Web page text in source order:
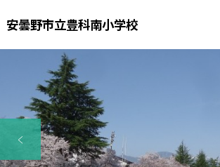
安曇野市立豊科南小学校